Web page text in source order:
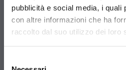
pubblicità e social media, i quali
con altre informazioni che ha
raccolto dal suo utilizzo dei loro
Condividi